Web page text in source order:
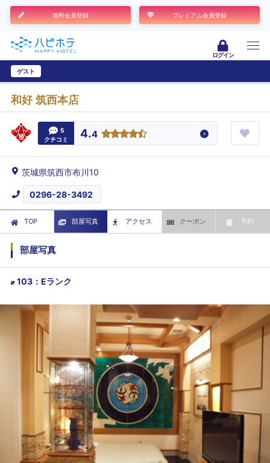
無料会員登録 プレミアム会員登録
ログイン
ゲスト
和好 筑西本店
5
クチコミ
4.4
茨城県筑西市布川10
0296-28-3492
TOP 部屋写真 アクセス クーポン 予約
部屋写真
103 ： Eランク